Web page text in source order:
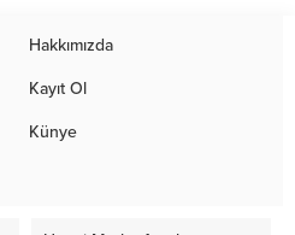
Hakkımızda
Kayıt Ol
Künye